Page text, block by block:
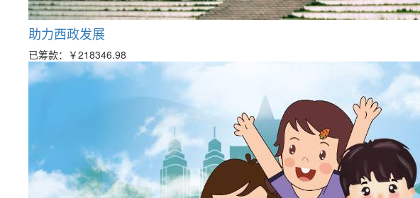
助力西政发展
已筹款： ￥218346.98